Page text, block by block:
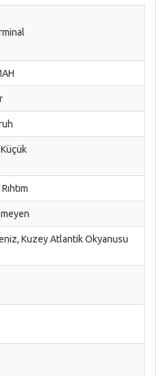
Kuzey Atlantik Okyanusu